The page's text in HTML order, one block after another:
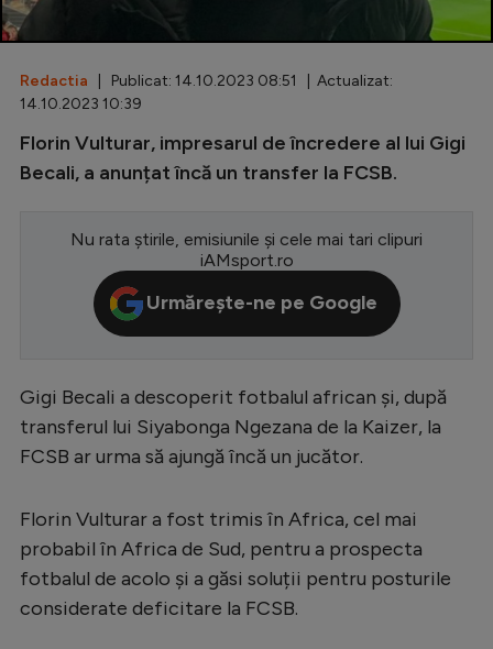
Diverse
Inedit
Champions League
Conference League
Premier League
LaLiga
Bundesliga
Campionate
Redactia | Publicat: 14.10.2023 08:51 | Actualizat:
14.10.2023 10:39
Florin Vulturar, impresarul de încredere al lui Gigi
Becali, a anunțat încă un transfer la FCSB.
Nu rata știrile, emisiunile și cele mai tari clipuri
iAMsport.ro
Urmărește-ne pe Google
Gigi Becali a descoperit fotbalul african și, după
transferul lui Siyabonga Ngezana de la Kaizer, la
FCSB ar urma să ajungă încă un jucător.
Florin Vulturar a fost trimis în Africa, cel mai
probabil în Africa de Sud, pentru a prospecta
fotbalul de acolo și a găsi soluții pentru posturile
considerate deficitare la FCSB.